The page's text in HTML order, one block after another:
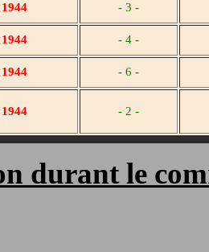
- 3 -
- 4 -
- 6 -
- 2 -
durant le